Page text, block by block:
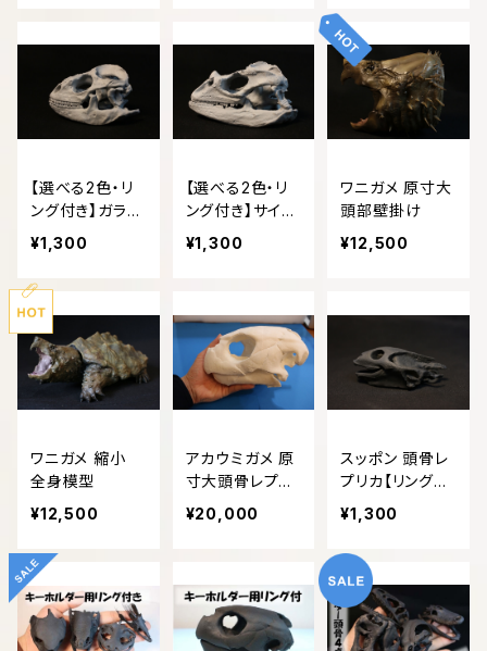
【選べる2色・リ
ング付き】ガラパ
ゴスリクイグア
ナ 縮小 頭骨レ
プリカ
¥1,300
【選べる2色・リ
ング付き】サイイ
グアナ 縮小 頭
骨レプリカ
¥1,300
ワニガメ 原寸大
頭部壁掛け
¥12,500
ワニガメ 縮小
全身模型
¥12,500
アカウミガメ 原
寸大頭骨レプリ
カ
¥20,000
スッポン 頭骨レ
プリカ【リング付
き】
¥1,300